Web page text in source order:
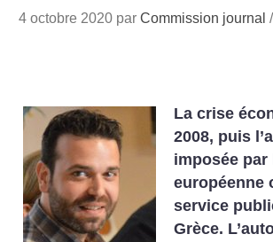
4 octobre 2020 parCommission journal
La crise
2008, puis
imposée par
européenne
service
Grèce.